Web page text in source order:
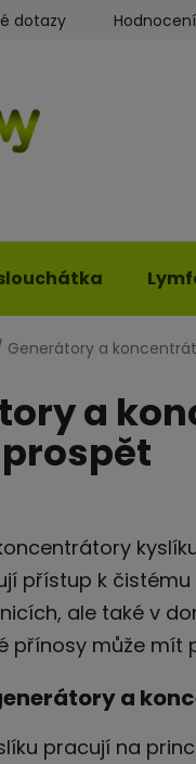
dotazy
Generátory a
a
přístup k čistému
ale také v
přínosy může mít
a
pracují na